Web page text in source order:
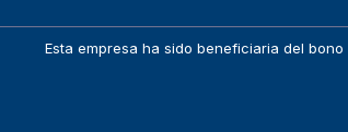
Esta empresa ha sido beneficiaria del